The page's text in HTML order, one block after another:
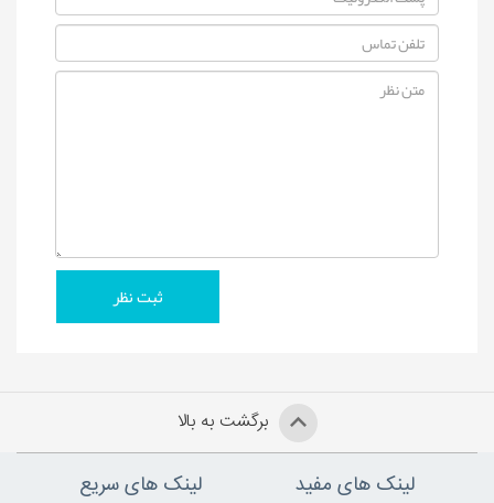
برگشت به بالا
لینک های مفید لینک های سریع